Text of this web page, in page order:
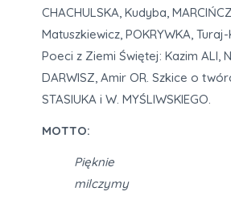
CHACHULSKA, Kudyba,
Matuszkiewicz, POKRYWKA,
Poeci z Ziemi Świętej: Kazim ALI,
DARWISZ, Amir OR. Szkice o
STASIUKA i W. MYŚLIWSKIEGO.
MOTTO:
Pięknie
milczymy